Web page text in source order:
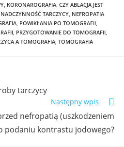
KORONAROGRAFIA. CZY ABLACJA JEST
NADCZYNNOŚĆ TARCZYCY NEFROPATIA
POWIKŁANIA PO TOMOGRAFII
PRZYGOTOWANIE DO TOMOGRAFII
A TOMOGRAFIA TOMOGRAFIA
tarczycy
Następny wpis
nefropatią (uszkodzeniem
podaniu kontrastu jodowego?